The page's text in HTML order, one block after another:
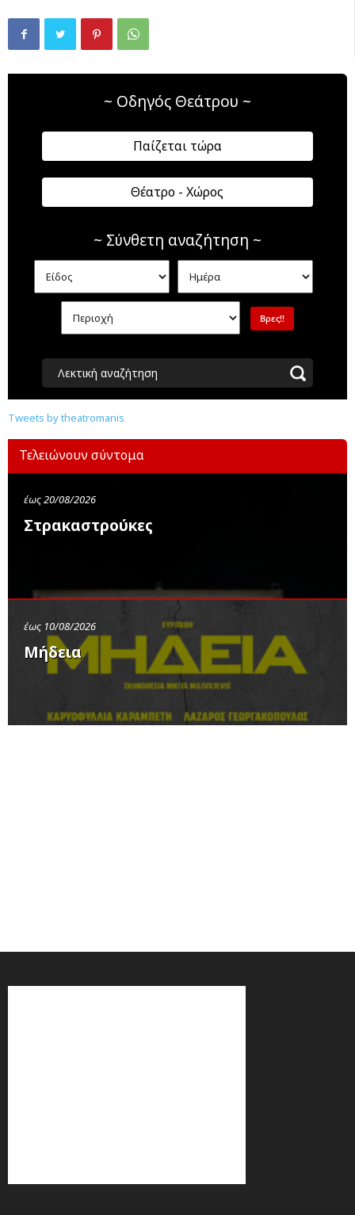
~ Οδηγός Θεάτρου ~
Παίζεται τώρα
Θέατρο - Χώρος
~ Σύνθετη αναζήτηση ~
Λεκτική αναζήτηση
Tweets by theatromanis
Τελειώνουν σύντομα
έως 20/08/2026
Στρακαστρούκες
έως 10/08/2026
Μήδεια